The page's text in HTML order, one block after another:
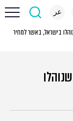
عر
בישראל, באשר למחיר